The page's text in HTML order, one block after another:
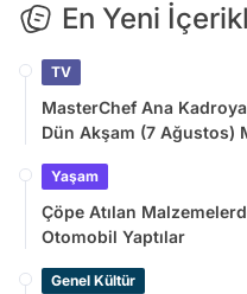
En Yeni
TV
MasterChef Ana
Dün Akşam (7 Ağustos)
Yaşam
Çöpe Atılan
Otomobil Yaptılar
Genel Kültür